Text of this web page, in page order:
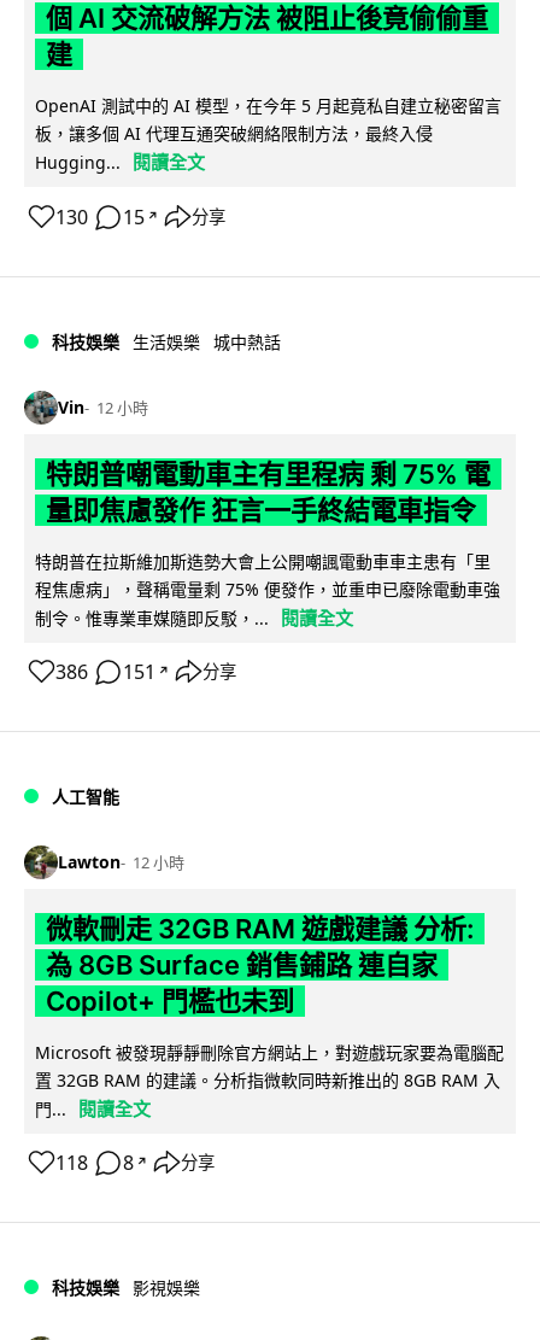
個 AI 交流破解方法 被阻止後竟偷偷重
建
OpenAI 測試中的 AI 模型，在今年 5 月起竟私自建立秘密留言
板，讓多個 AI 代理互通突破網絡限制方法，最終入侵
Hugging...
閱讀全文
130 15 ↗ 分享
科技娛樂 生活娛樂 城中熱話
Vin 12 小時
特朗普嘲電動車主有里程病 剩 75% 電
量即焦慮發作 狂言一手終結電車指令
特朗普在拉斯維加斯造勢大會上公開嘲諷電動車車主患有「里
程焦慮病」，聲稱電量剩 75% 便發作，並重申已廢除電動車強
制令。惟專業車媒隨即反駁，...
閱讀全文
386 151 ↗ 分享
人工智能
Lawton 12 小時
微軟刪走 32GB RAM 遊戲建議 分析:
為 8GB Surface 銷售鋪路 連自家
Copilot+ 門檻也未到
Microsoft 被發現靜靜刪除官方網站上，對遊戲玩家要為電腦配
置 32GB RAM 的建議。分析指微軟同時新推出的 8GB RAM 入
門...
閱讀全文
118 8 ↗ 分享
科技娛樂 影視娛樂